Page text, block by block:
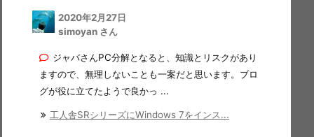
2020年2月27日
simoyan さん
ジャバさんPC分解となると、知識とリスクがあり
ますので、無理しないことも一案だと思います。ブロ
グが役に立てたようで良かっ ...
工人舎SRシリーズにWindows 7をインス...